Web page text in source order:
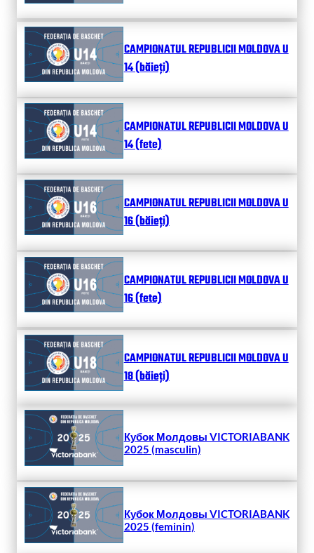
CAMPIONATUL REPUBLICII MOLDOVA U
14 (băieți)
CAMPIONATUL REPUBLICII MOLDOVA U
14 (fete)
CAMPIONATUL REPUBLICII MOLDOVA U
16 (băieți)
CAMPIONATUL REPUBLICII MOLDOVA U
16 (fete)
CAMPIONATUL REPUBLICII MOLDOVA U
18 (băieți)
Кубок Молдовы VICTORIABANK
2025 (masculin)
Кубок Молдовы VICTORIABANK
2025 (feminin)